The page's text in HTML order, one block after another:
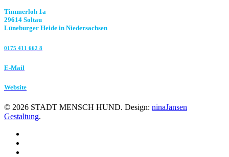
Timmerloh 1a
29614 Soltau
Lüneburger Heide in Niedersachsen
0175 411 662 8‬
E-Mail
Website
© 2026 STADT MENSCH HUND. Design: ninaJansen
Gestaltung.